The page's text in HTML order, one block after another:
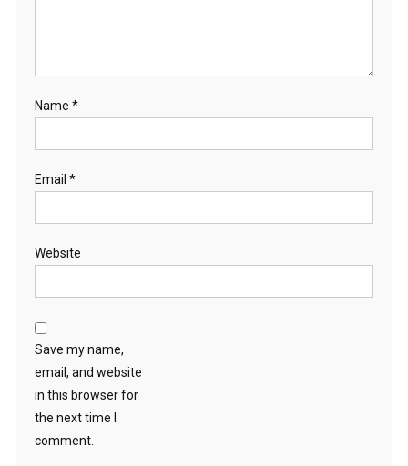
Name *
Email *
Website
Save my name,
email, and website
in this browser for
the next time I
comment.